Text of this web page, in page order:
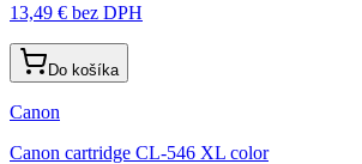
13,49 € bez DPH
Do košíka
Canon
Canon cartridge CL-546 XL color